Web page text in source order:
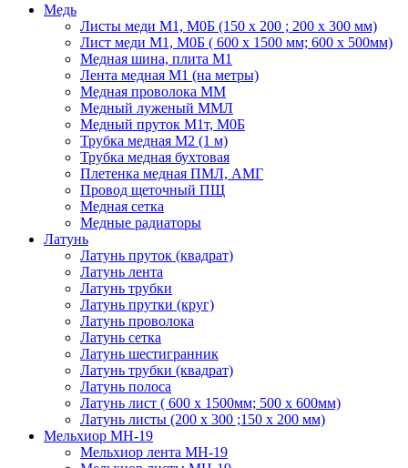
Медь
Листы меди М1, М0Б (150 х 200 ; 200 х 300 мм)
Лист меди М1, М0Б ( 600 х 1500 мм; 600 х 500мм)
Медная шина, плита М1
Лента медная М1 (на метры)
Медная проволока ММ
Медный луженый ММЛ
Медный пруток М1т, М0Б
Трубка медная М2 (1 м)
Трубка медная бухтовая
Плетенка медная ПМЛ, АМГ
Провод щеточный ПЩ
Медная сетка
Медные радиаторы
Латунь
Латунь пруток (квадрат)
Латунь лента
Латунь трубки
Латунь прутки (круг)
Латунь проволока
Латунь сетка
Латунь шестигранник
Латунь трубки (квадрат)
Латунь полоса
Латунь лист ( 600 х 1500мм; 500 х 600мм)
Латунь листы (200 х 300 ;150 х 200 мм)
Мельхиор МН-19
Мельхиор лента МН-19